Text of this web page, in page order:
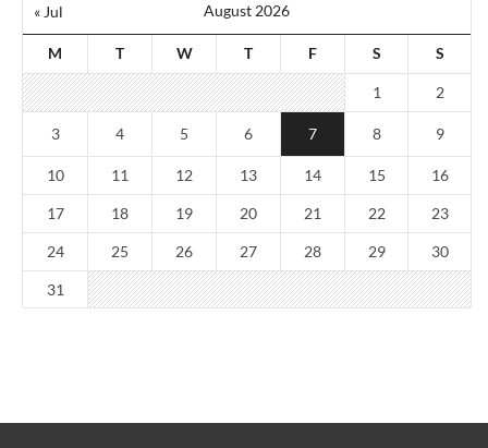
August 2026
M T W T F S S
« Jul
1 2
3 4 5 6 7 8 9
10 11 12 13 14 15 16
17 18 19 20 21 22 23
24 25 26 27 28 29 30
31